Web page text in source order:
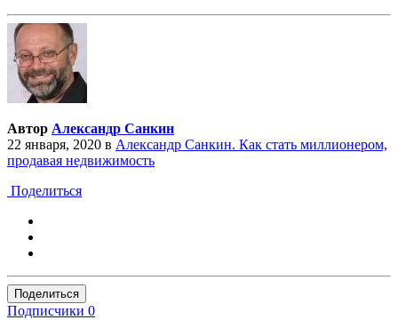
Автор Александр Санкин
22 января, 2020 в Александр Санкин. Как стать миллионером,
продавая недвижимость
Поделиться
Поделиться
Подписчики 0